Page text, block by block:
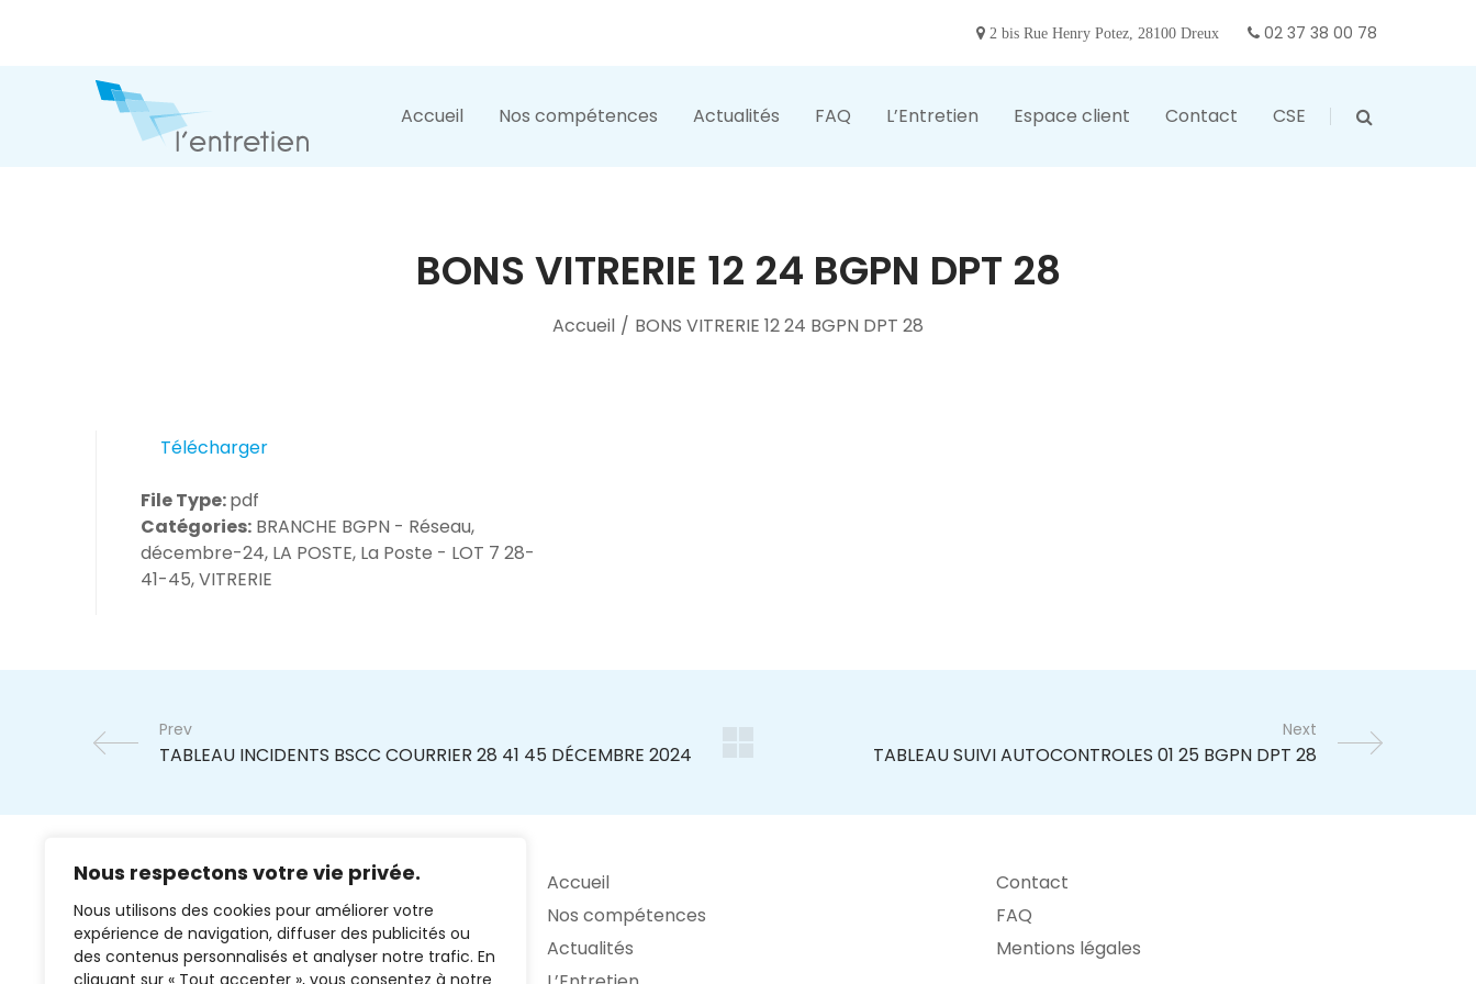
Nous respectons votre vie privée.
Nous utilisons des cookies pour améliorer votre
expérience de navigation, diffuser des publicités ou
des contenus personnalisés et analyser notre trafic. En
cliquant sur « Tout accepter », vous consentez à notre
2 bis Rue Henry Potez, 28100 Dreux 02 37 38 00 78
Accueil Nos compétences Actualités FAQ L’Entretien Espace client Contact CSE
BONS VITRERIE 12 24 BGPN DPT 28
Accueil / BONS VITRERIE 12 24 BGPN DPT 28
Télécharger
File Type:pdf
Catégories: BRANCHE BGPN - Réseau,
décembre-24, LA POSTE, La Poste - LOT 7 28-
41-45, VITRERIE
Prev Next
Accueil
Nos compétences
Actualités
Contact
FAQ
Mentions légales